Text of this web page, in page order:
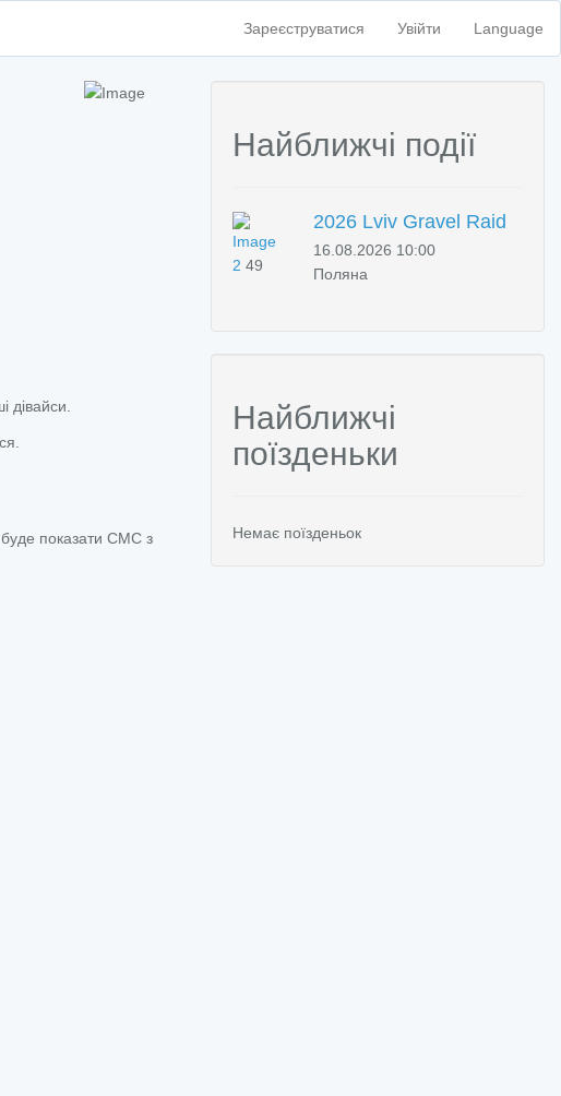
Language
Зареєструватися Увійти
дівайси.
показати СМС з
Найближчі події
2 49
2026 Lviv Gravel Raid
16.08.2026 10:00
Поляна
Найближчі
поїзденьки
Немає поїзденьок